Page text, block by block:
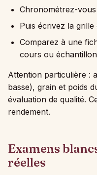
Chronométrez-
Puis écrivez la
Comparez à une
cours ou
Attention particulière :
basse), grain et poids
évaluation de qualité.
rendement.
Examens
réelles